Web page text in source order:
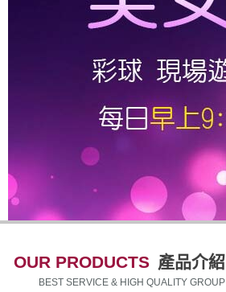
OUR PRODUCTS 產品介紹
BEST SERVICE & HIGH QUALITY GROUP